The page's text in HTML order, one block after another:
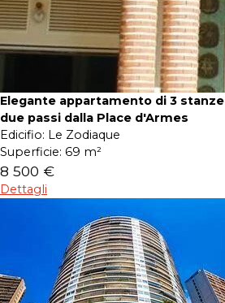
Elegante appartamento di 3
due passi dalla Place d'Armes
Edicifio: Le Zodiaque
Superficie: 69 m²
8 500 €
Dettagli